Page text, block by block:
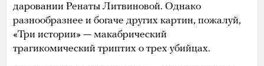
даровании Ренаты Литвиновой. Однако
разнообразнее и богаче других картин, пожалуй,
«Три истории» — макабрический
трагикомический триптих о трех убийцах.